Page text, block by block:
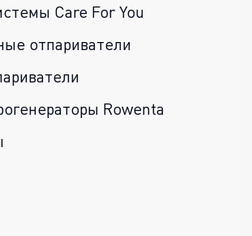
Care For You
отпариватели
Rowenta